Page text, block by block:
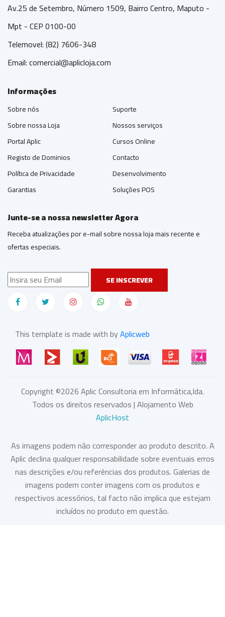
Av.25 de Setembro, Número 1509, Bairro Centro, Maputo -
Mpt - CEP 0100-00
Telemovel: (82) 7606-348
Email:comercial@aplicloja.com
Informações
Sobre nós
Sobre nossa Loja
Portal Aplic
Registo de Dominios
Política de Privacidade
Garantias
Suporte
Nossos serviços
Cursos Online
Contacto
Desenvolvimento
Soluções POS
Junte-se a nossa newsletter Agora
Receba atualizações por e-mail sobre nossa loja mais recente e
ofertas especiais.
SE INSCREVER
This template is made with byAplicweb
Copyright ©2026Aplic Consultoria em Informática,lda.
Todos os direitos reservados | Alojamento Web
AplicHost
As imagens podem não corresponder ao produto descrito. A
Aplic declina qualquer responsabilidade sobre eventuais erros
nas descrições e/ou referências dos produtos. Galerias de
imagens podem conter imagens com os produtos e
respectivos acessórios, tal facto não implica que estejam
incluídos no produto em questão.